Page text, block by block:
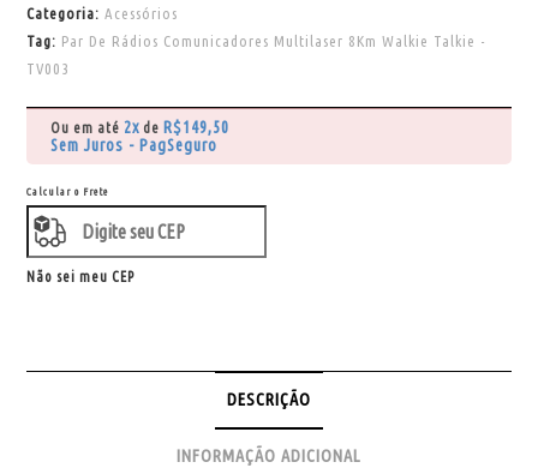
Categoria:Acessórios
Tag: Par De Rádios Comunicadores Multilaser 8Km Walkie Talkie -
TV003
Ou em até 2x de R$149,50
Sem Juros - PagSeguro
Calcular o Frete
Não sei meu CEP
DESCRIÇÃO
INFORMAÇÃO ADICIONAL